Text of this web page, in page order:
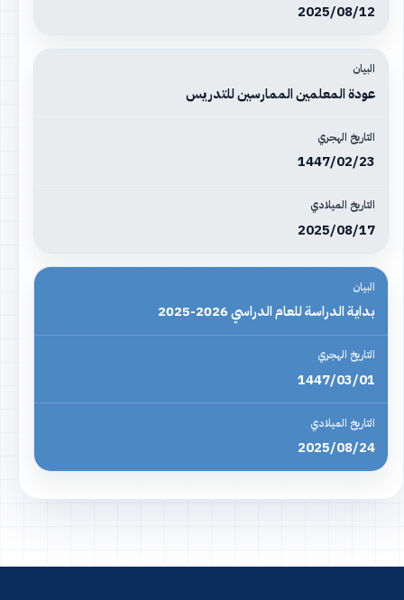
2025/08/12
عودة المعلمين الممارسين للتدريس
1447/02/23
2025/08/17
بداية الدراسة للعام الدراسي 2026-2025
1447/03/01
2025/08/24